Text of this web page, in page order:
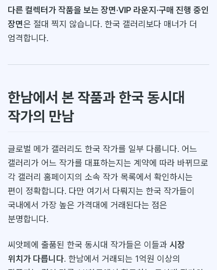
다른 컬렉터가 작품을 보는 장면·VIP 라운지·구매 진행 중인
장면은 절대 찍지 않습니다. 한국 갤러리보다 매너가 더
엄격합니다.
한남에서 본 작품과 한국 동시대
작가의 만남
글로벌 메가 갤러리도 한국 작가를 일부 다룹니다. 어느
갤러리가 어느 작가를 대표하는지는 계약에 따라 바뀌므로
각 갤러리 홈페이지의 소속 작가 목록에서 확인하시는
편이 정확합니다. 다만 여기서 다뤄지는 한국 작가들이
국내에서 가장 높은 가격대에 거래된다는 점은
분명합니다.
씨앗페에 출품된 한국 동시대 작가들은 이들과 시장
위치가 다릅니다. 한남에서 거래되는 1억원 이상의